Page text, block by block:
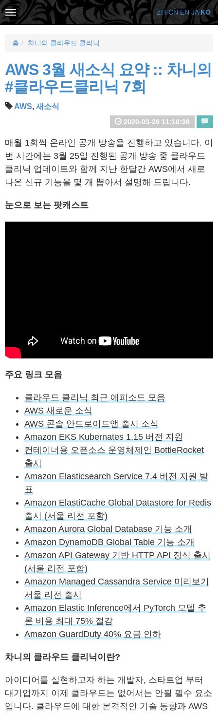
홈 차니의 클라우드 클리닉
AWS 3월 새소식 요약 :: 차니의
#클라우드클리닉 7회
AWS, 새소식
2020-03-26 11:10:36
매월 1회씩 온라인 공개 방송을 진행하고 있습니다. 이
번 시간에는 3월 25일 진행된 공개 방송 중 클라우드
클리닉 업데이트와 함께 지난 한달간 AWS에서 새로
나온 신규 기능을 몇 개 뽑아서 설명해 드립니다.
눈으로 보는 팟캐스트
주요 링크 모음
클라우드 클리닉 최근 에피소드 모음
AWS 새로운 소식
AWS 콘솔 안드로이드앱 출시 소식
Amazon EKS Kubernates 1.15 버전 지원
컨테이너용 오픈소스 운영체제인 BottleRocket
출시
Amazon Elasticsearch Service 7.4 버전 지원 발
표
Amazon ElastiCache Global Datastore for Redis
출시 (서울 리전 포함)
Amazon Aurora Global Database 기능 소개
Amazon DynamoDB Global Table 기능 소개
Amazon API Gateway 기반 HTTP API 정식 출시
(서울 리전 포함)
Amazon Managed Cassandra Service 미리보기
서울 리전 출시
Amazon Elastic Inference에서 PyTorch 모델 추
론 비용 최대 75% 절감
Amazon GuardDuty 40% 요금 인하
차니의 클라우드 클리닉이란?
아이디어를 실현하고자 하는 개발자, 스타트업 부터
대기업까지 이제 클라우드는 없어서는 안될 필수 요소
입니다. 클라우드에 대한 본격적인 기술 동향과 AWS
ZH-CN EN JA KO